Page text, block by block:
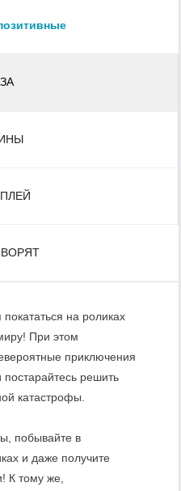
на роликах
При этом
приключения
решить
катастрофы.
побывайте в
и даже получите
К тому же,